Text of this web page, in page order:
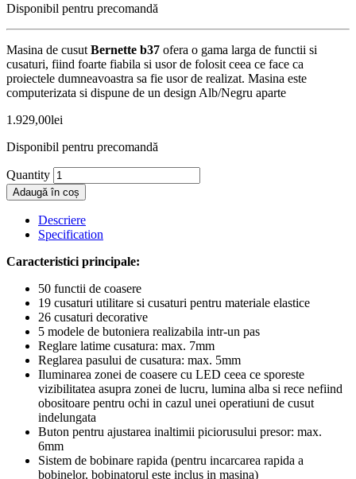
Disponibil pentru precomandă
Masina de cusut Bernette b37 ofera o gama larga de functii si
cusaturi, fiind foarte fiabila si usor de folosit ceea ce face ca
proiectele dumneavoastra sa fie usor de realizat. Masina este
computerizata si dispune de un design Alb/Negru aparte
1.929,00lei
Disponibil pentru precomandă
Quantity
Adaugă în coș
Descriere
Specification
Caracteristici principale:
50 functii de coasere
19 cusaturi utilitare si cusaturi pentru materiale elastice
26 cusaturi decorative
5 modele de butoniera realizabila intr-un pas
Reglare latime cusatura: max. 7mm
Reglarea pasului de cusatura: max. 5mm
Iluminarea zonei de coasere cu LED ceea ce sporeste
vizibilitatea asupra zonei de lucru, lumina alba si rece nefiind
obositoare pentru ochi in cazul unei operatiuni de cusut
indelungata
Buton pentru ajustarea inaltimii piciorusului presor: max.
6mm
Sistem de bobinare rapida (pentru incarcarea rapida a
bobinelor, bobinatorul este inclus in masina)